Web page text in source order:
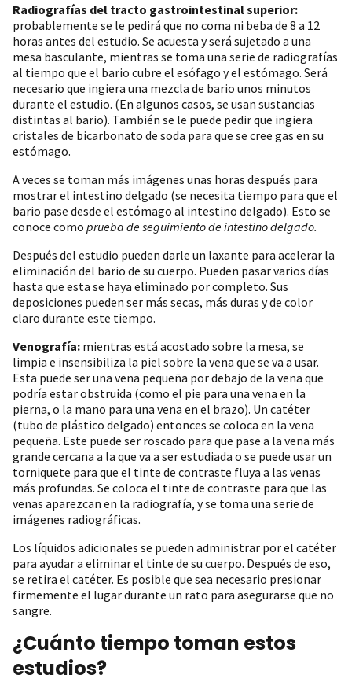
Radiografías del tracto gastrointestinal superior:
probablemente se le pedirá que no coma ni beba de 8 a 12
horas antes del estudio. Se acuesta y será sujetado a una
mesa basculante, mientras se toma una serie de radiografías
al tiempo que el bario cubre el esófago y el estómago. Será
necesario que ingiera una mezcla de bario unos minutos
durante el estudio. (En algunos casos, se usan sustancias
distintas al bario). También se le puede pedir que ingiera
cristales de bicarbonato de soda para que se cree gas en su
estómago.
A veces se toman más imágenes unas horas después para
mostrar el intestino delgado (se necesita tiempo para que el
bario pase desde el estómago al intestino delgado). Esto se
conoce como prueba de seguimiento de intestino delgado.
Después del estudio pueden darle un laxante para acelerar la
eliminación del bario de su cuerpo. Pueden pasar varios días
hasta que esta se haya eliminado por completo. Sus
deposiciones pueden ser más secas, más duras y de color
claro durante este tiempo.
Venografía: mientras está acostado sobre la mesa, se
limpia e insensibiliza la piel sobre la vena que se va a usar.
Esta puede ser una vena pequeña por debajo de la vena que
podría estar obstruida (como el pie para una vena en la
pierna, o la mano para una vena en el brazo). Un catéter
(tubo de plástico delgado) entonces se coloca en la vena
pequeña. Este puede ser roscado para que pase a la vena más
grande cercana a la que va a ser estudiada o se puede usar un
torniquete para que el tinte de contraste fluya a las venas
más profundas. Se coloca el tinte de contraste para que las
venas aparezcan en la radiografía, y se toma una serie de
imágenes radiográficas.
Los líquidos adicionales se pueden administrar por el catéter
para ayudar a eliminar el tinte de su cuerpo. Después de eso,
se retira el catéter. Es posible que sea necesario presionar
firmemente el lugar durante un rato para asegurarse que no
sangre.
¿Cuánto tiempo toman estos
estudios?